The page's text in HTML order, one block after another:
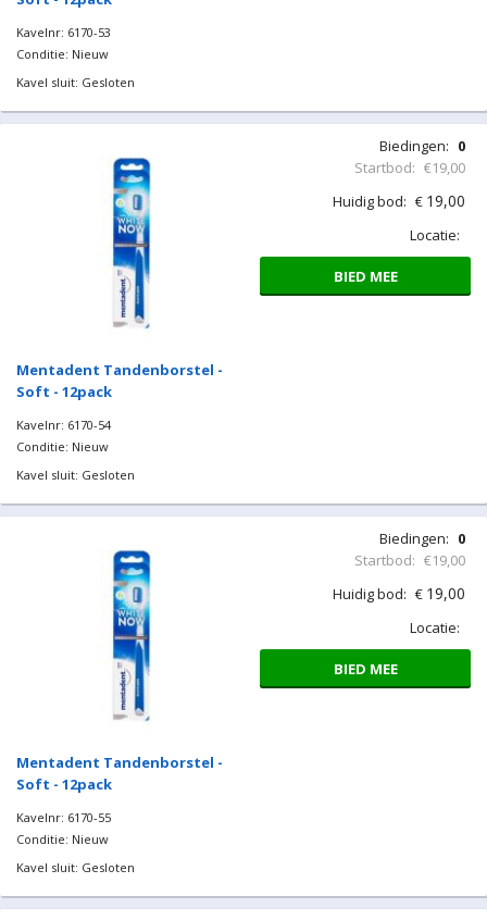
Kavelnr: 6170-53
Conditie: Nieuw
Kavel sluit: Gesloten
Mentadent Tandenborstel -
Soft - 12pack
Kavelnr: 6170-54
Conditie: Nieuw
Kavel sluit: Gesloten
Biedingen: 0
Startbod: €19,00
Huidig bod: € 19,00
Locatie:
BIED MEE
Mentadent Tandenborstel -
Soft - 12pack
Kavelnr: 6170-55
Conditie: Nieuw
Kavel sluit: Gesloten
Biedingen: 0
Startbod: €19,00
Huidig bod: € 19,00
Locatie:
BIED MEE